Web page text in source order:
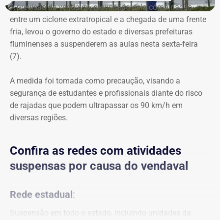
A previsão de vendaval, provocado pela combinação
entre um ciclone extratropical e a chegada de uma frente
fria, levou o governo do estado e diversas prefeituras
fluminenses a suspenderem as aulas nesta sexta-feira
(7).
A medida foi tomada como precaução, visando a
segurança de estudantes e profissionais diante do risco
de rajadas que podem ultrapassar os 90 km/h em
diversas regiões.
Confira as redes com atividades
suspensas por causa do vendaval
Rede estadual:
Suspensão em todo o estado, incluindo unidades da